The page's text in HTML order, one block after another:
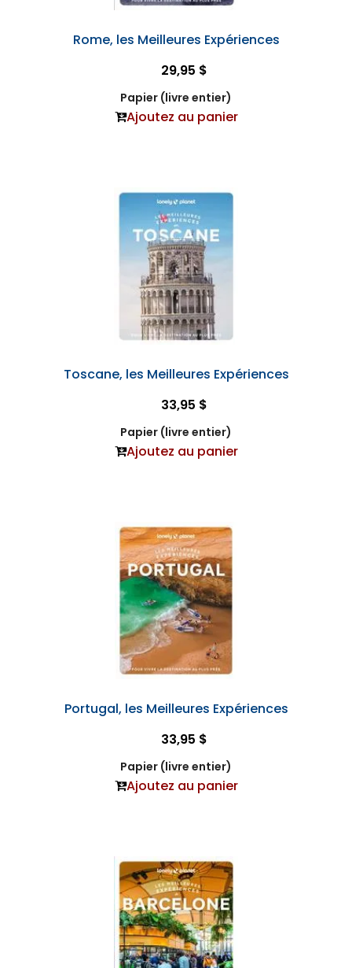
Rome, les Meilleures Expériences
29,95 $
Papier (livre entier)
Ajoutez au panier
Toscane, les Meilleures Expériences
33,95 $
Papier (livre entier)
Ajoutez au panier
Portugal, les Meilleures Expériences
33,95 $
Papier (livre entier)
Ajoutez au panier